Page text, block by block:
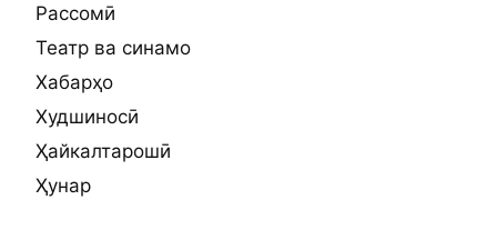
Рассомӣ
Театр ва синамо
Хабарҳо
Худшиносӣ
Ҳайкалтарошӣ
Ҳунар